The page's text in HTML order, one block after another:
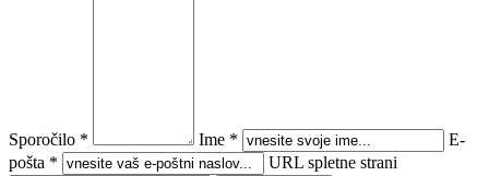
Sporočilo * Ime *
E-
pošta *
URL spletne strani